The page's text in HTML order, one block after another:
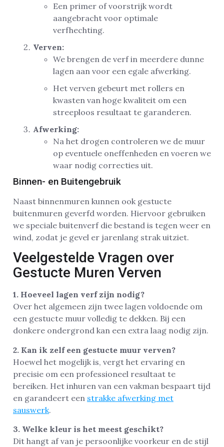
Een primer of voorstrijk wordt
aangebracht voor optimale
verfhechting.
Verven:
We brengen de verf in meerdere dunne
lagen aan voor een egale afwerking.
Het verven gebeurt met rollers en
kwasten van hoge kwaliteit om een
streeploos resultaat te garanderen.
Afwerking:
Na het drogen controleren we de muur
op eventuele oneffenheden en voeren we
waar nodig correcties uit.
Binnen- en Buitengebruik
Naast binnenmuren kunnen ook gestucte
buitenmuren geverfd worden. Hiervoor gebruiken
we speciale buitenverf die bestand is tegen weer en
wind, zodat je gevel er jarenlang strak uitziet.
Veelgestelde Vragen over
Gestucte Muren Verven
1. Hoeveel lagen verf zijn nodig?
Over het algemeen zijn twee lagen voldoende om
een gestucte muur volledig te dekken. Bij een
donkere ondergrond kan een extra laag nodig zijn.
2. Kan ik zelf een gestucte muur verven?
Hoewel het mogelijk is, vergt het ervaring en
precisie om een professioneel resultaat te
bereiken. Het inhuren van een vakman bespaart tijd
en garandeert een strakke afwerking met
sauswerk.
3. Welke kleur is het meest geschikt?
Dit hangt af van je persoonlijke voorkeur en de stijl